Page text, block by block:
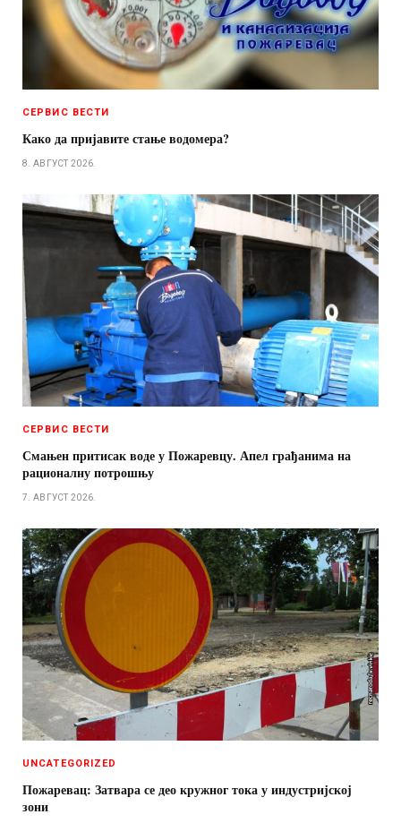
СЕРВИС ВЕСТИ
Како да пријавите стање водомера?
8. АВГУСТ 2026.
СЕРВИС ВЕСТИ
Смањен притисак воде у Пожаревцу. Апел грађанима на
рационалну потрошњу
7. АВГУСТ 2026.
UNCATEGORIZED
Пожаревац: Затвара се део кружног тока у индустријској
зони